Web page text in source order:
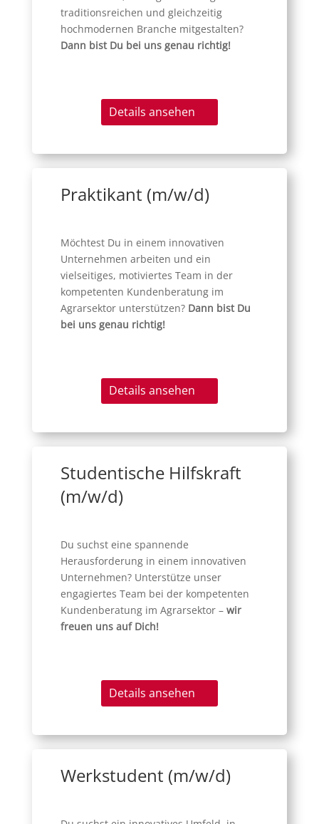
traditionsreichen und gleichzeitig
hochmodernen Branche mitgestalten?
Dann bist Du bei uns genau richtig!
Details ansehen
Praktikant (m/w/d)
Möchtest Du in einem innovativen
Unternehmen arbeiten und ein
vielseitiges, motiviertes Team in der
kompetenten Kundenberatung im
Agrarsektor unterstützen? Dann bist Du
bei uns genau richtig!
Details ansehen
Studentische Hilfskraft
(m/w/d)
Du suchst eine spannende
Herausforderung in einem innovativen
Unternehmen? Unterstütze unser
engagiertes Team bei der kompetenten
Kundenberatung im Agrarsektor – wir
freuen uns auf Dich!
Details ansehen
Werkstudent (m/w/d)